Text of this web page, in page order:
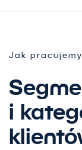
Jak pracujemy
i